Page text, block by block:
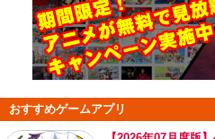
おすすめゲームアプリ